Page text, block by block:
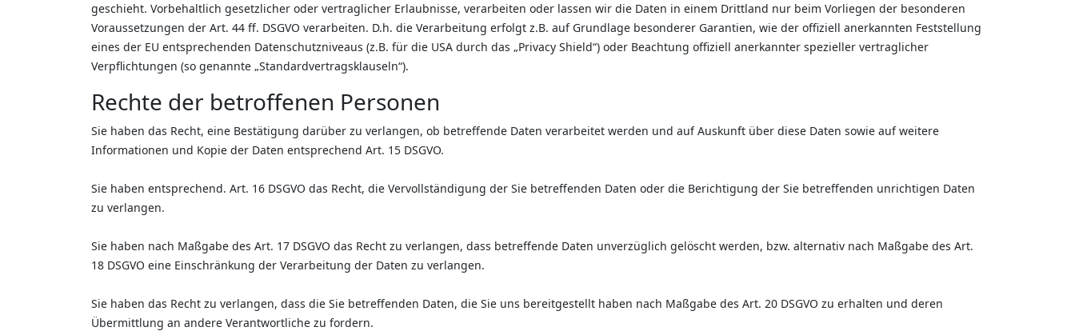
geschieht. Vorbehaltlich gesetzlicher oder vertraglicher Erlaubnisse, verarbeiten oder lassen wir die Daten in einem Drittland nur beim Vorliegen der besonderen
Voraussetzungen der Art. 44 ff. DSGVO verarbeiten. D.h. die Verarbeitung erfolgt z.B. auf Grundlage besonderer Garantien, wie der offiziell anerkannten Feststellung
eines der EU entsprechenden Datenschutzniveaus (z.B. für die USA durch das „Privacy Shield“) oder Beachtung offiziell anerkannter spezieller vertraglicher
Verpflichtungen (so genannte „Standardvertragsklauseln“).
Rechte der betroffenen Personen
Sie haben das Recht, eine Bestätigung darüber zu verlangen, ob betreffende Daten verarbeitet werden und auf Auskunft über diese Daten sowie auf weitere
Informationen und Kopie der Daten entsprechend Art. 15 DSGVO.
Sie haben entsprechend. Art. 16 DSGVO das Recht, die Vervollständigung der Sie betreffenden Daten oder die Berichtigung der Sie betreffenden unrichtigen Daten
zu verlangen.
Sie haben nach Maßgabe des Art. 17 DSGVO das Recht zu verlangen, dass betreffende Daten unverzüglich gelöscht werden, bzw. alternativ nach Maßgabe des Art.
18 DSGVO eine Einschränkung der Verarbeitung der Daten zu verlangen.
Sie haben das Recht zu verlangen, dass die Sie betreffenden Daten, die Sie uns bereitgestellt haben nach Maßgabe des Art. 20 DSGVO zu erhalten und deren
Übermittlung an andere Verantwortliche zu fordern.